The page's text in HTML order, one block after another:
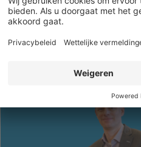
Job Windhorst is de nieuwe